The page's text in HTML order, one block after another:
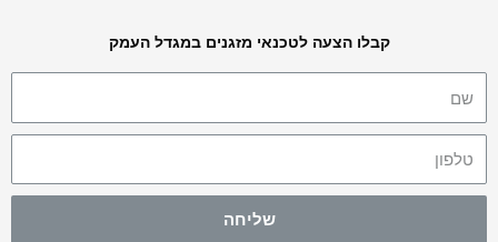
קבלו הצעה לטכנאי מזגנים במגדל העמק
שליחה